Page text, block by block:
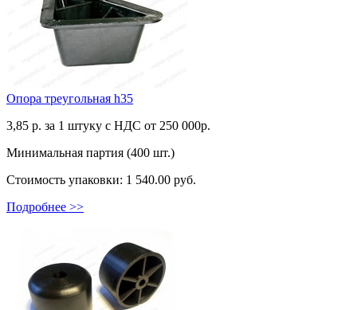
Опора треугольная h35
3,85 р. за 1 штуку c НДС от 250 000р.
Минимальная партия (400 шт.)
Стоимость упаковки: 1 540.00 руб.
Подробнее >>